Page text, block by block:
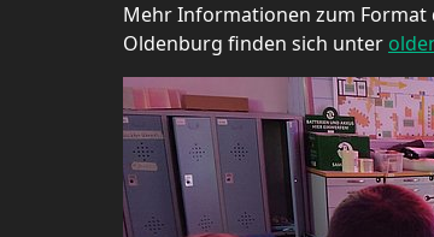
Mehr Informationen zum Format
Oldenburg finden sich unter